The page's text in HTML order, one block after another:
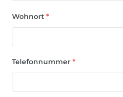
Wohnort *
Telefonnummer *